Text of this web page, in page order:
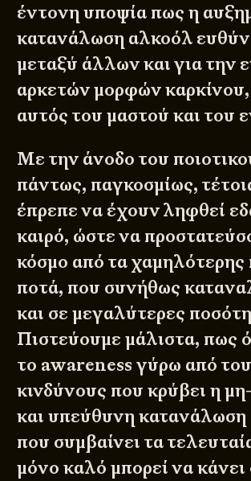
έντονη υποψία πως η
κατανάλωση αλκοόλ
μεταξύ άλλων και για την
αρκετών μορφών
αυτός του μαστού και του
Με την άνοδο του
πάντως, παγκοσμίως,
έπρεπε να έχουν ληφθεί
καιρό, ώστε να
κόσμο από τα χαμηλότερης
ποτά, που συνήθως
και σε μεγαλύτερες
Πιστεύουμε μάλιστα, πως
το awareness γύρω από
κινδύνους που κρύβει η
και υπεύθυνη
που συμβαίνει τα
μόνο καλό μπορεί να